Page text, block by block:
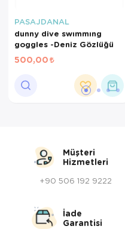
PASAJDANAL
dunny dive swımmıng
goggles -Deniz Gözlüğü
500,00
Müşteri
Hizmetleri
+90 506 192 9222
İade
Garantisi